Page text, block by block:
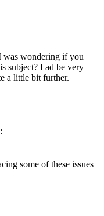
was wondering if you
subject? I ad be very
a little bit further.
some of these issues